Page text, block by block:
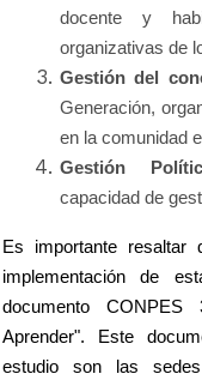
docente y
organizativas de
Gestión del
Generación,
en la comunidad
Gestión
capacidad de
Es importante
implementación de
documento
Aprender". Este
estudio son las